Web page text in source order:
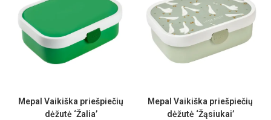
Mepal Vaikiška priešpiečių
dėžutė ‘Žalia’
Mepal Vaikiška priešpiečių
dėžutė ‘Žąsiukai’